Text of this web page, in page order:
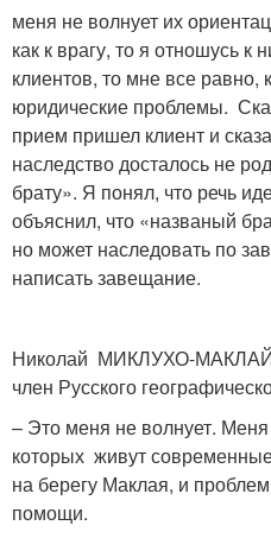
меня не волнует их
как к врагу, то я отношусь к
клиентов, то мне все
юридические проблемы.
прием пришел клиент и
наследство досталось не
брату». Я понял, что речь
объяснил, что «названый
но может наследовать по
написать завещание.
Николай МИКЛУХО-МАКЛАЙ,
член Русского
– Это меня не волнует.
которых живут
на берегу Маклая, и
помощи.